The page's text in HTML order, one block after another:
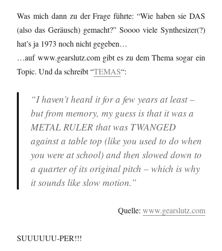
Was mich dann zu der Frage führte: “Wie haben sie DAS
(also das Geräusch) gemacht?” Soooo viele Synthesizer(?)
hat’s ja 1973 noch nicht gegeben…
…auf www.gearslutz.com gibt es zu dem Thema sogar ein
Topic. Und da schreibt “TEMAS“:
“I haven’t heard it for a few years at least –
but from memory, my guess is that it was a
METAL RULER that was TWANGED
against a table top (like you used to do when
you were at school) and then slowed down to
a quarter of its original pitch – which is why
it sounds like slow motion.”
Quelle: www.gearslutz.com
SUUUUUU-PER!!!